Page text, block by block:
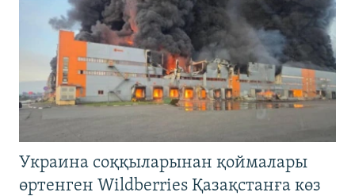
Украина соққыларынан қоймалары
өртенген Wildberries Қазақстанға көз